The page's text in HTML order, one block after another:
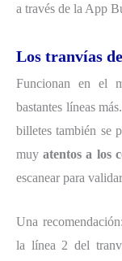
a través de la App
Los tranvías
Funcionan en el
bastantes líneas más.
billetes también se
muyatentos a los
escanear para
Una
la línea 2 del